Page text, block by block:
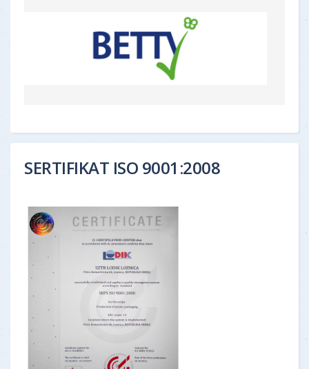
SERTIFIKAT ISO 9001:2008